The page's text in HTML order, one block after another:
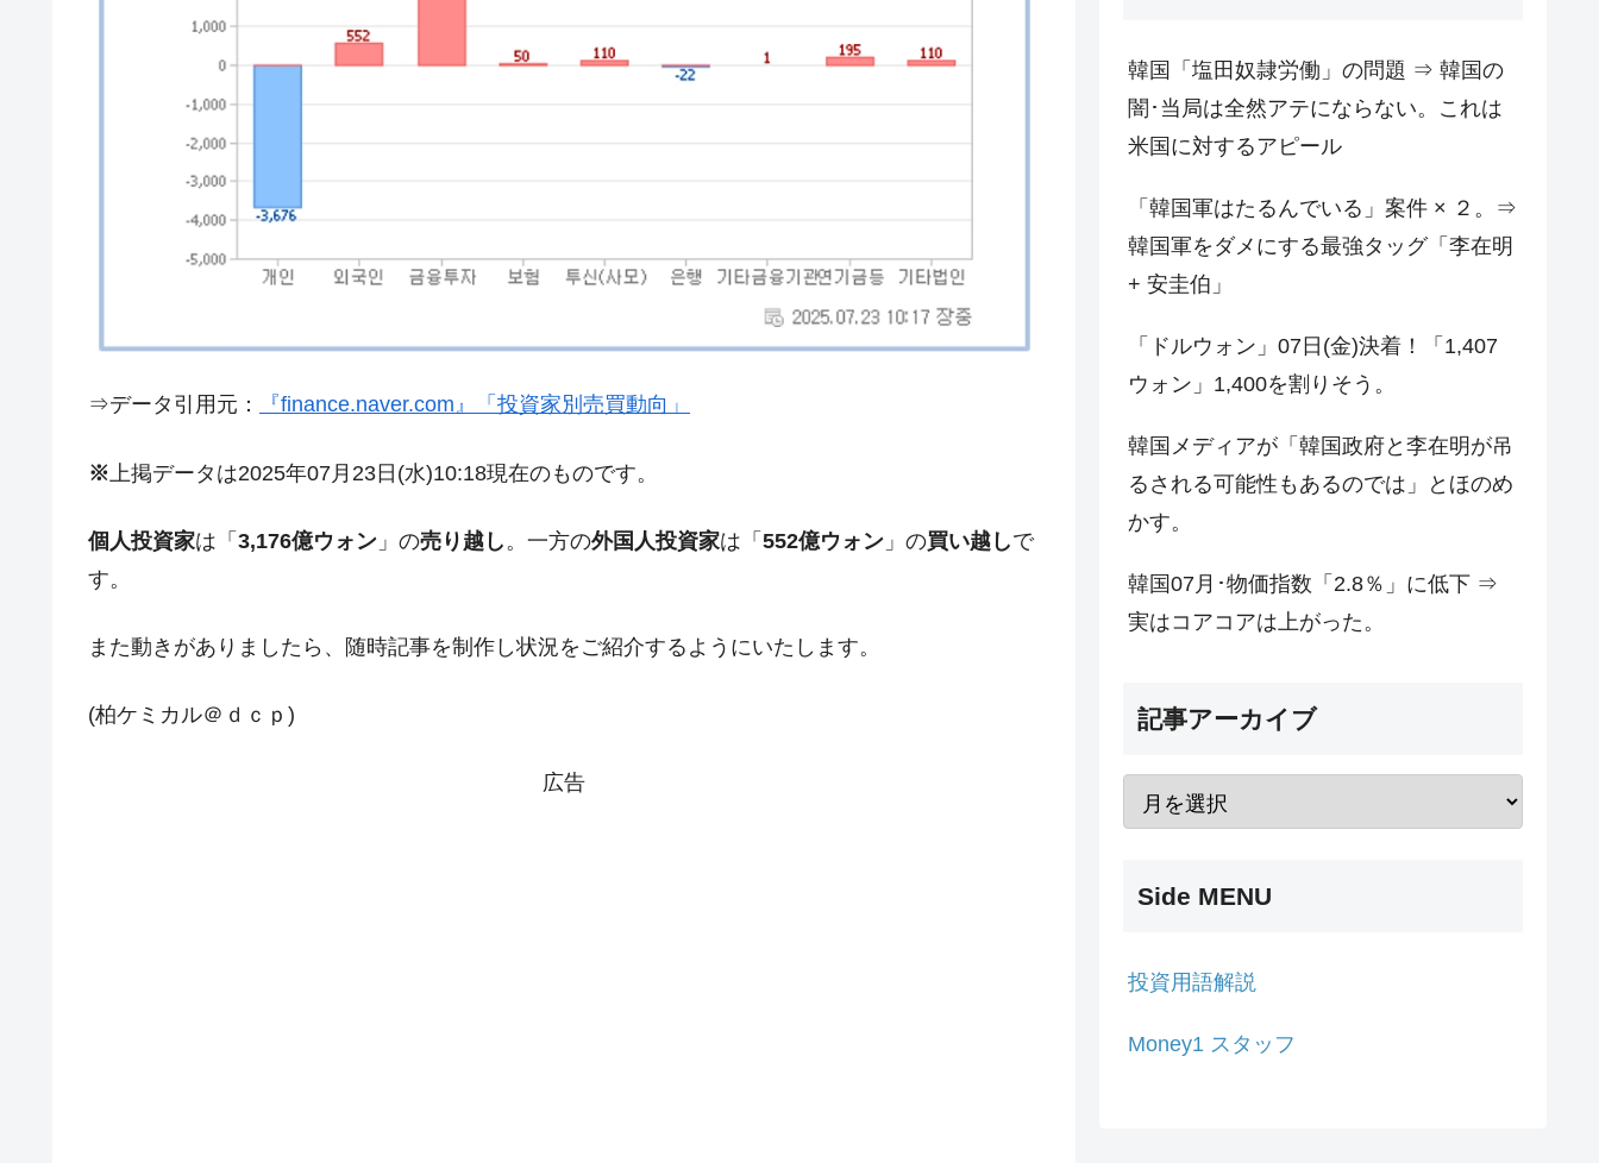
日本の誇る海洋資源調査船『白嶺』は先進技術の塊！
夏の甲子園、優勝校を最も多く輩出している都道府県とは？
今話題の「楽天ライオンズ」とは？
奇跡の毛色「白毛馬」とは？
全て勝つといくら？ 競馬GI競走で勝利騎手がもらえる賞金とは？
平成仮面ライダーの意外すぎるモチーフとは？
発表から2日で大崩壊、鳴かず飛ばずに終わりそうなスーパーリーグとは？
Fact1 日本人マスターズ挑戦の歴史。松山以前に最高位だった選手とは？
Fact1 甲子園通算本塁打、最多の清原に次いで多く打っている意外な選手とは？
⇒データ引用元： 『finance.naver.com』「投資家別売買動向」
※ 上掲データは2025年07月23日(水)10:18現在のものです。
個人投資家は「 3,176億ウォン 」の売り越し 。一方の外国人投資家は「 552億ウォン 」の買い越しで
す。
また動きがありましたら、随時記事を制作し状況をご紹介するようにいたします。
(柏ケミカル＠ｄｃｐ)
広告
韓国「塩田奴隷労働」の問題 ⇒ 韓国の
闇･当局は全然アテにならない。これは
米国に対するアピール
「韓国軍はたるんでいる」案件 × ２。⇒
韓国軍をダメにする最強タッグ「李在明
+ 安圭伯」
「ドルウォン」07日(金)決着！「1,407
ウォン」1,400を割りそう。
韓国メディアが「韓国政府と李在明が吊
るされる可能性もあるのでは」とほのめ
かす。
韓国07月･物価指数「2.8％」に低下 ⇒
実はコアコアは上がった。
記事アーカイブ
Side MENU
投資用語解説
Money1 スタッフ